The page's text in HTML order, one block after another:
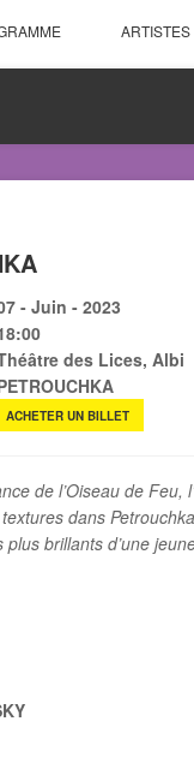
ARTISTES
- Juin - 2023
des Lices, Albi
ACHETER UN BILLET
de l’Oiseau de
dans
plus brillants d’une